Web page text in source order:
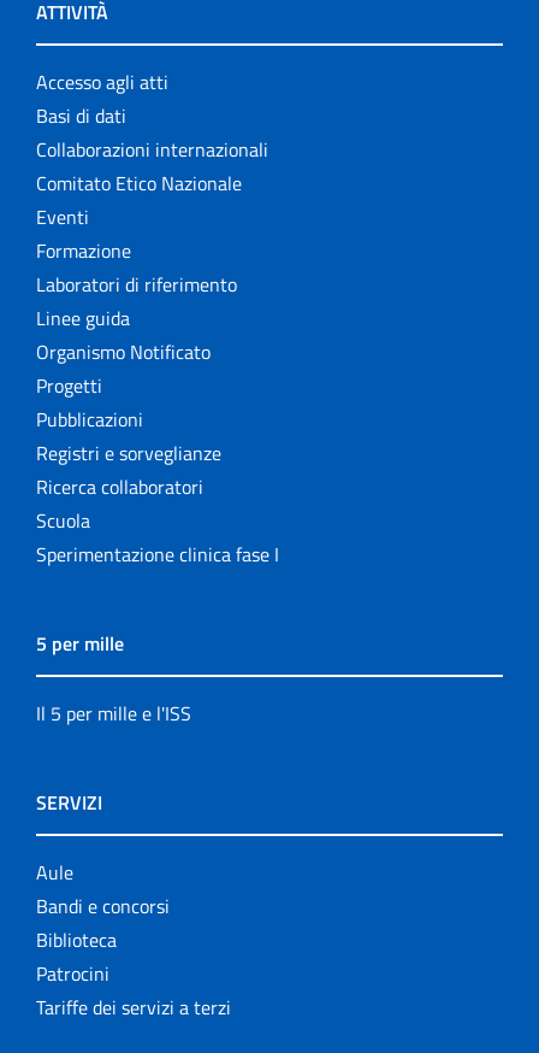
ATTIVITÀ
Accesso agli atti
Basi di dati
Collaborazioni internazionali
Comitato Etico Nazionale
Eventi
Formazione
Laboratori di riferimento
Linee guida
Organismo Notificato
Progetti
Pubblicazioni
Registri e sorveglianze
Ricerca collaboratori
Scuola
Sperimentazione clinica fase I
5 per mille
Il 5 per mille e l'ISS
SERVIZI
Aule
Bandi e concorsi
Biblioteca
Patrocini
Tariffe dei servizi a terzi